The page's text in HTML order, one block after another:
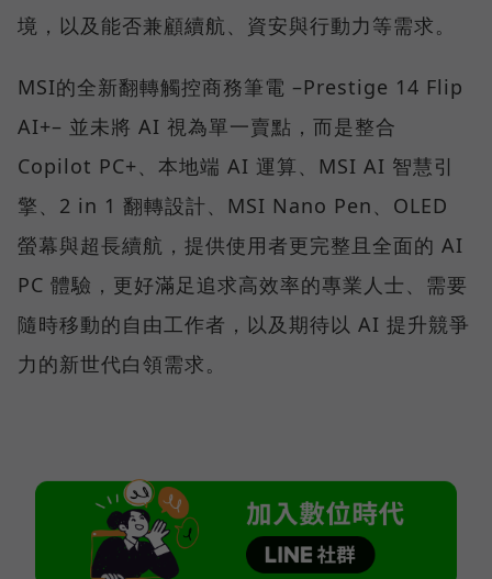
境，以及能否兼顧續航、資安與行動力等需求。
MSI的全新翻轉觸控商務筆電 –Prestige 14 Flip
AI+– 並未將 AI 視為單一賣點，而是整合
Copilot PC+、本地端 AI 運算、MSI AI 智慧引
擎、2 in 1 翻轉設計、MSI Nano Pen、OLED
螢幕與超長續航，提供使用者更完整且全面的 AI
PC 體驗，更好滿足追求高效率的專業人士、需要
隨時移動的自由工作者，以及期待以 AI 提升競爭
力的新世代白領需求。